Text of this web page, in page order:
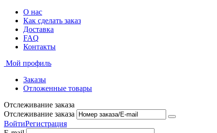
О нас
Как сделать заказ
Доставка
FAQ
Контакты
Мой профиль
Заказы
Отложенные товары
Отслеживание заказа
Отслеживание заказа
ВойтиРегистрация